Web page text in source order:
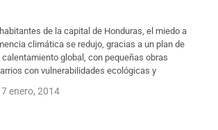
de la capital de Honduras, el miedo a
climática se redujo, gracias a un plan de
global, con pequeñas obras
con vulnerabilidades ecológicas y
enero, 2014